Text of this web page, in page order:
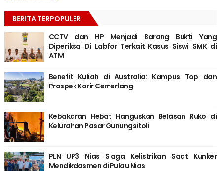
BERITA TERPOPULER
CCTV dan HP Menjadi Barang Bukti Yang
Diperiksa Di Labfor Terkait Kasus Siswi SMK di
ATM
Benefit Kuliah di Australia: Kampus Top dan
Prospek Karir Cemerlang
Kebakaran Hebat Hanguskan Belasan Ruko di
Kelurahan Pasar Gunungsitoli
PLN UP3 Nias Siaga Kelistrikan Saat Kunker
Mendikdasmen di Pulau Nias